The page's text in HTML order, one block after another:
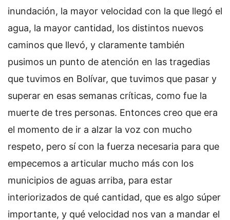
inundación, la mayor velocidad con la que llegó el
agua, la mayor cantidad, los distintos nuevos
caminos que llevó, y claramente también
pusimos un punto de atención en las tragedias
que tuvimos en Bolívar, que tuvimos que pasar y
superar en esas semanas críticas, como fue la
muerte de tres personas. Entonces creo que era
el momento de ir a alzar la voz con mucho
respeto, pero sí con la fuerza necesaria para que
empecemos a articular mucho más con los
municipios de aguas arriba, para estar
interiorizados de qué cantidad, que es algo súper
importante, y qué velocidad nos van a mandar el